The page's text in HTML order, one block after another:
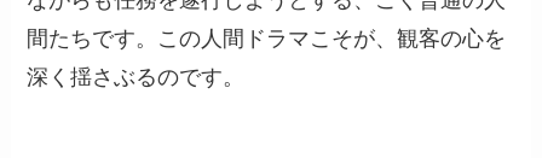
間たちです。この人間ドラマこそが、観客の心を
深く揺さぶるのです。